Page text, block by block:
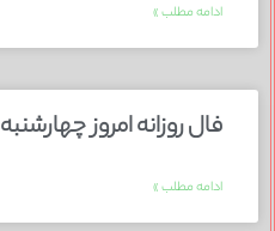
ادامه مطلب »
فال روزانه امروز چهارشنبه 3 دی 1404
ادامه مطلب »